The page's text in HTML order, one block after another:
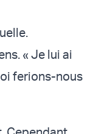
« Je lui ai
ferions-nous